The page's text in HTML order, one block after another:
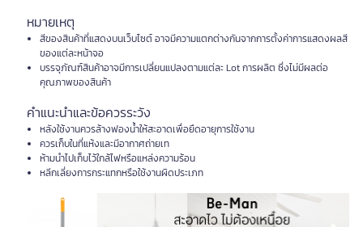
หมายเหตุ
สีของสินค้าที่แสดงบนเว็บไซต์ อาจมีความแตกต่างกันจากการตั้งค่าการแสดงผลสี
ของแต่ละหน้าจอ
บรรจุภัณฑ์สินค้าอาจมีการเปลี่ยนแปลงตามแต่ละ Lot การผลิต ซึ่งไม่มีผลต่อ
คุณภาพของสินค้า
คำแนะนำและข้อควรระวัง
หลังใช้งานควรล้างฟองน้ำให้สะอาดเพื่อยืดอายุการใช้งาน
ควรเก็บในที่แห้งและมีอากาศถ่ายเท
ห้ามนำไปเก็บไว้ใกล้ไฟหรือแหล่งความร้อน
หลีกเลี่ยงการกระแทกหรือใช้งานผิดประเภท